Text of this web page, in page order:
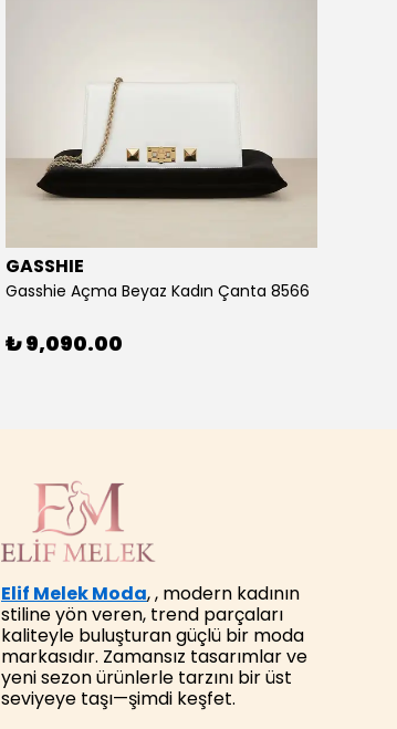
GASSHIE
Gasshie Açma Beyaz Kadın Çanta 8566
₺ 9,090.00
Elif Melek Moda, , modern kadının
stiline yön veren, trend parçaları
kaliteyle buluşturan güçlü bir moda
markasıdır. Zamansız tasarımlar ve
yeni sezon ürünlerle tarzını bir üst
seviyeye taşı—şimdi keşfet.